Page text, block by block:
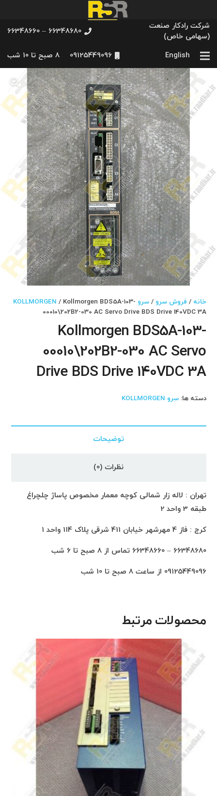
شرکت رادکار صنعت
(سهامی خاص)
66348680 – 66348660
English
09125449096 8 صبح تا 10 شب
خانه / فروش سرو /سرو KOLLMORGEN / Kollmorgen BDS5A-103-
00010\202B2-030 AC Servo Drive BDS Drive 140VDC 3A
Kollmorgen BDS5A-103-
00010\202B2-030 AC Servo
Drive BDS Drive 140VDC 3A
دسته ها:سرو KOLLMORGEN
توضیحات
نظرات (0)
تهران : لاله زار شمالی کوچه معمار مخصوص پاساژ چلچراغ
طبقه 3 واحد 2
کرج : فاز 4 مهرشهر خیابان 411 شرقی پلاک 114 واحد 1
66348680 – 66348660 تماس از 8 صبح تا 6 شب
09125449096 از ساعت 8 صبح تا 10 شب
محصولات مرتبط